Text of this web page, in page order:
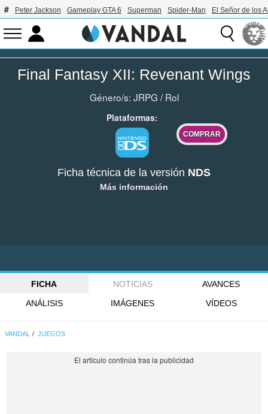
Peter Jackson Gameplay GTA 6 Superman Spider-Man El Señor de los
Final Fantasy XII: Revenant Wings
Género/s: JRPG /Rol
Plataformas:
COMPRAR
Ficha técnica de la versión NDS
Más información
FICHA NOTICIAS
AVANCES
ANÁLISIS
IMÁGENES VÍDEOS
VANDAL JUEGOS